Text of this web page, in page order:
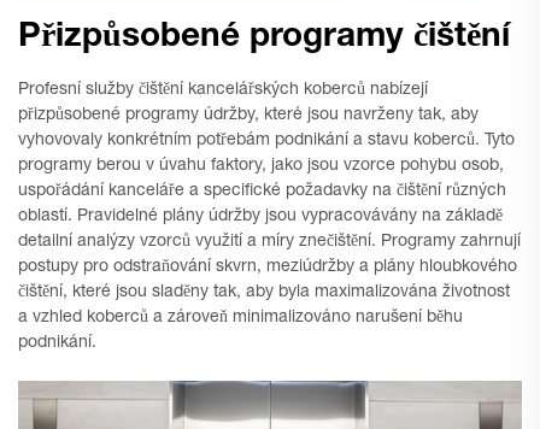
Přizpůsobené programy čištění
Profesní služby čištění kancelářských koberců nabízejí
přizpůsobené programy údržby, které jsou navrženy tak, aby
vyhovovaly konkrétním potřebám podnikání a stavu koberců. Tyto
programy berou v úvahu faktory, jako jsou vzorce pohybu osob,
uspořádání kanceláře a specifické požadavky na čištění různých
oblastí. Pravidelné plány údržby jsou vypracovávány na základě
detailní analýzy vzorců využití a míry znečištění. Programy zahrnují
postupy pro odstraňování skvrn, meziúdržby a plány hloubkového
čištění, které jsou sladěny tak, aby byla maximalizována životnost
a vzhled koberců a zároveň minimalizováno narušení běhu
podnikání.